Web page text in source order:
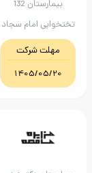
بیمارستان 132
امام سجاد
شرکت
1405/
باشد.ه...